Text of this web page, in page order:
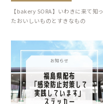
【bakery SORA】いわきに来て知っ
たおいしいものとすきなもの